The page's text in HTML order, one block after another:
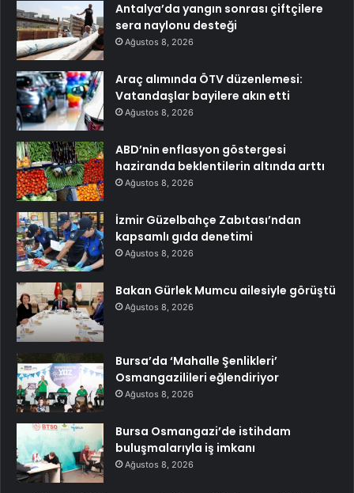
Antalya’da yangın sonrası çiftçilere
sera naylonu desteği
Ağustos 8, 2026
Araç alımında ÖTV düzenlemesi:
Vatandaşlar bayilere akın etti
Ağustos 8, 2026
ABD’nin enflasyon göstergesi
haziranda beklentilerin altında arttı
Ağustos 8, 2026
İzmir Güzelbahçe Zabıtası’ndan
kapsamlı gıda denetimi
Ağustos 8, 2026
Bakan Gürlek Mumcu ailesiyle görüştü
Ağustos 8, 2026
Bursa’da ‘Mahalle Şenlikleri’
Osmangazilileri eğlendiriyor
Ağustos 8, 2026
Bursa Osmangazi’de istihdam
buluşmalarıyla iş imkanı
Ağustos 8, 2026